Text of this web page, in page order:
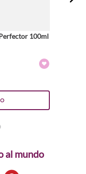
100ml